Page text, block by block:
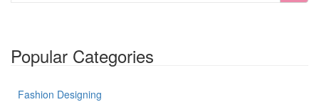
Popular Categories
Fashion Designing